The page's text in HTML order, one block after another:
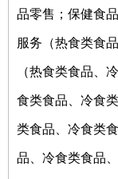
品零售；保健食
服务（热食类食
（热食类食品、
食类食品、冷食
类食品、冷食类
品、冷食类食品